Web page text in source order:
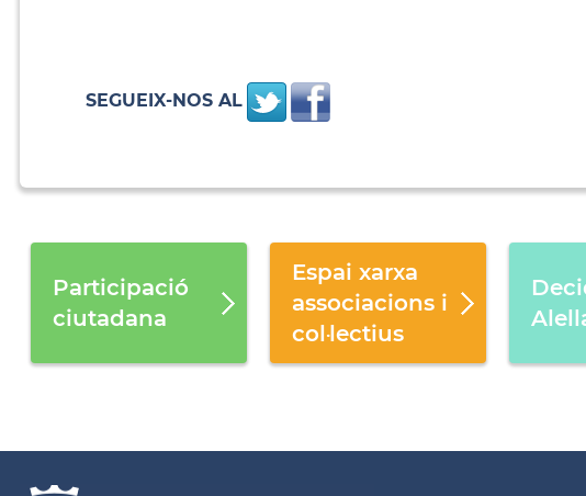
SEGUEIX-NOS AL
Participació
ciutadana
Espai xarxa
associacions i
col·lectius